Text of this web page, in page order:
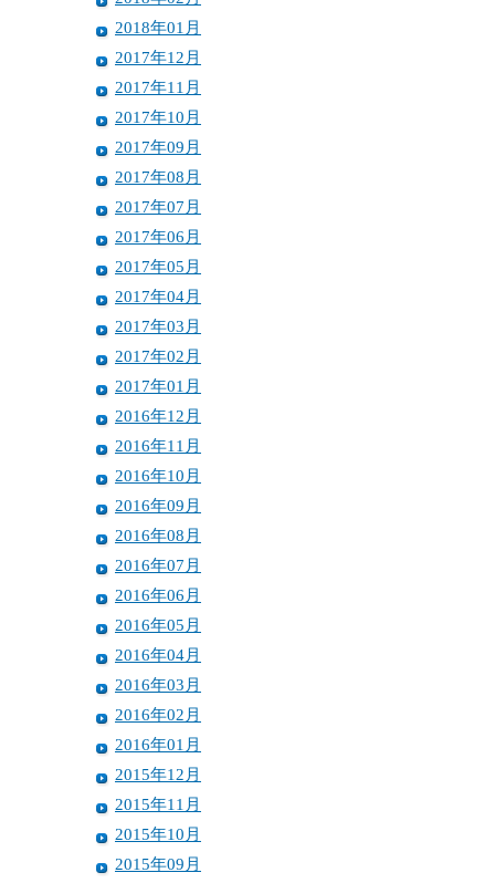
2018年01月
2017年12月
2017年11月
2017年10月
2017年09月
2017年08月
2017年07月
2017年06月
2017年05月
2017年04月
2017年03月
2017年02月
2017年01月
2016年12月
2016年11月
2016年10月
2016年09月
2016年08月
2016年07月
2016年06月
2016年05月
2016年04月
2016年03月
2016年02月
2016年01月
2015年12月
2015年11月
2015年10月
2015年09月